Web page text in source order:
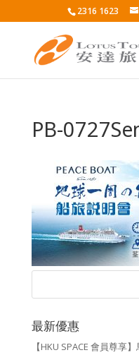
2316 1623
PB-
最新優惠
【HKU SPACE 會員尊享